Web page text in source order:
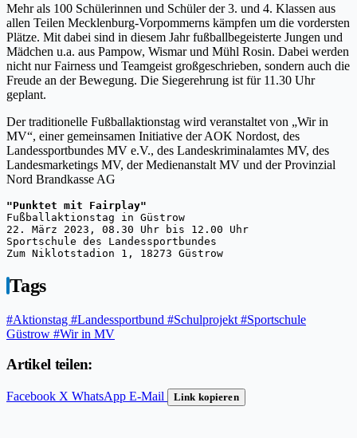
Mehr als 100 Schülerinnen und Schüler der 3. und 4. Klassen aus
allen Teilen Mecklenburg-Vorpommerns kämpfen um die vordersten
Plätze. Mit dabei sind in diesem Jahr fußballbegeisterte Jungen und
Mädchen u.a. aus Pampow, Wismar und Mühl Rosin. Dabei werden
nicht nur Fairness und Teamgeist großgeschrieben, sondern auch die
Freude an der Bewegung. Die Siegerehrung ist für 11.30 Uhr
geplant.
Der traditionelle Fußballaktionstag wird veranstaltet von „Wir in
MV“, einer gemeinsamen Initiative der AOK Nordost, des
Landessportbundes MV e.V., des Landeskriminalamtes MV, des
Landesmarketings MV, der Medienanstalt MV und der Provinzial
Nord Brandkasse AG
"Punktet mit Fairplay"
Fußballaktionstag in Güstrow
22. März 2023, 08.30 Uhr bis 12.00 Uhr
Sportschule des Landessportbundes
Zum Niklotstadion 1, 18273 Güstrow
Tags
#Aktionstag #Landessportbund #Schulprojekt #Sportschule
Güstrow #Wir in MV
Artikel teilen:
Facebook X WhatsApp E-Mail Link kopieren